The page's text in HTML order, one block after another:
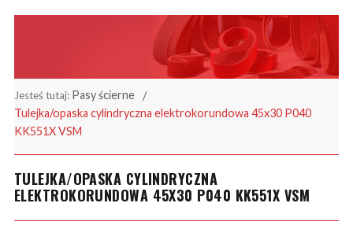
Jesteś tutaj: Pasy ścierne
Tulejka/opaska cylindryczna elektrokorundowa 45x30 P040
KK551X VSM
TULEJKA/OPASKA CYLINDRYCZNA
ELEKTROKORUNDOWA 45X30 P040 KK551X VSM